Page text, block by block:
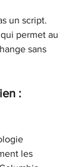
un script.
permet au
sans
:
les